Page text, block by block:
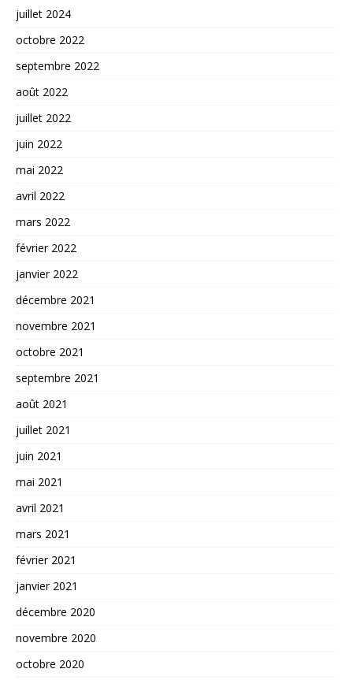
juillet 2024
octobre 2022
septembre 2022
août 2022
juillet 2022
juin 2022
mai 2022
avril 2022
mars 2022
février 2022
janvier 2022
décembre 2021
novembre 2021
octobre 2021
septembre 2021
août 2021
juillet 2021
juin 2021
mai 2021
avril 2021
mars 2021
février 2021
janvier 2021
décembre 2020
novembre 2020
octobre 2020